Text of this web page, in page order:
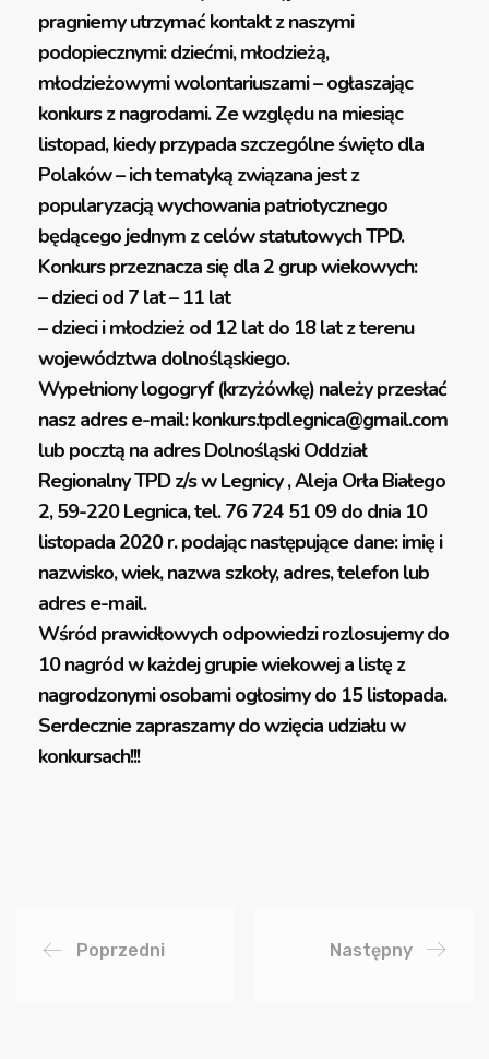
pragniemy utrzymać kontakt z naszymi
podopiecznymi: dziećmi, młodzieżą,
młodzieżowymi wolontariuszami – ogłaszając
konkurs z nagrodami. Ze względu na miesiąc
listopad, kiedy przypada szczególne święto dla
Polaków – ich tematyką związana jest z
popularyzacją wychowania patriotycznego
będącego jednym z celów statutowych TPD.
Konkurs przeznacza się dla 2 grup wiekowych:
– dzieci od 7 lat – 11 lat
– dzieci i młodzież od 12 lat do 18 lat z terenu
województwa dolnośląskiego.
Wypełniony logogryf (krzyżówkę) należy przesłać
nasz adres e-mail: konkurs.tpdlegnica@gmail.com
lub pocztą na adres Dolnośląski Oddział
Regionalny TPD z/s w Legnicy , Aleja Orła Białego
2, 59-220 Legnica, tel. 76 724 51 09 do dnia 10
listopada 2020 r. podając następujące dane: imię i
nazwisko, wiek, nazwa szkoły, adres, telefon lub
adres e-mail.
Wśród prawidłowych odpowiedzi rozlosujemy do
10 nagród w każdej grupie wiekowej a listę z
nagrodzonymi osobami ogłosimy do 15 listopada.
Serdecznie zapraszamy do wzięcia udziału w
konkursach!!!
Poprzedni Następny